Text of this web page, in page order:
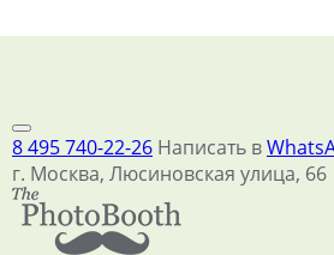
8 495 740-22-26 Написать в
г. Москва, Люсиновская улица, 66